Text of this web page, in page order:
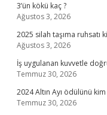
3’ün kökü kaç ?
Ağustos 3, 2026
2025 silah taşıma ruhsatı
Ağustos 3, 2026
İş uygulanan kuvvetle
Temmuz 30, 2026
2024 Altın Ayı ödülünü kim
Temmuz 30, 2026